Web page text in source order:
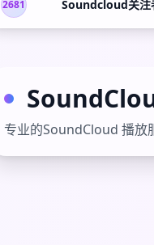
2681 Soundcloud关注
专业的SoundCloud 播放